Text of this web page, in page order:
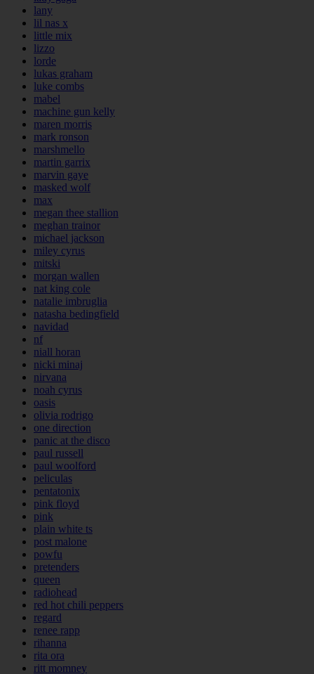
lany
lil nas x
little mix
lizzo
lorde
lukas graham
luke combs
mabel
machine gun kelly
maren morris
mark ronson
marshmello
martin garrix
marvin gaye
masked wolf
max
megan thee stallion
meghan trainor
michael jackson
miley cyrus
mitski
morgan wallen
nat king cole
natalie imbruglia
natasha bedingfield
navidad
nf
niall horan
nicki minaj
nirvana
noah cyrus
oasis
olivia rodrigo
one direction
panic at the disco
paul russell
paul woolford
peliculas
pentatonix
pink floyd
pink
plain white ts
post malone
powfu
pretenders
queen
radiohead
red hot chili peppers
regard
renee rapp
rihanna
rita ora
ritt momney